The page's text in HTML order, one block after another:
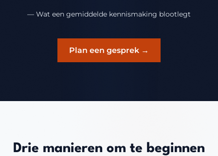
— Wat een gemiddelde kennismaking blootlegt
Plan een gesprek →
Drie manieren om te beginnen